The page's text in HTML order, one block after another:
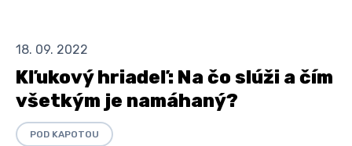
18. 09. 2022
Kľukový hriadeľ: Na čo slúži a čím
všetkým je namáhaný?
POD KAPOTOU